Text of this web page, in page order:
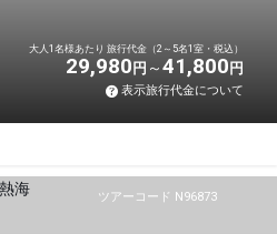
大人1名様あたり 旅行代金（2～5名1室・税込）
29,980 円 41,800 円
表示旅行代金について
ツアーコード N96873